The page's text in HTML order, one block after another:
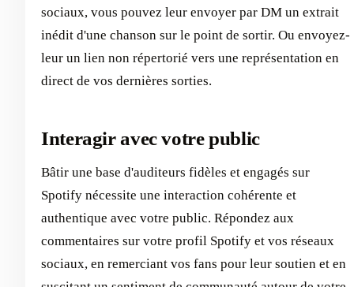
sociaux, vous pouvez leur envoyer par DM un extrait
inédit d'une chanson sur le point de sortir. Ou envoyez-
leur un lien non répertorié vers une représentation en
direct de vos dernières sorties.
Interagir avec votre public
Bâtir une base d'auditeurs fidèles et engagés sur
Spotify nécessite une interaction cohérente et
authentique avec votre public. Répondez aux
commentaires sur votre profil Spotify et vos réseaux
sociaux, en remerciant vos fans pour leur soutien et en